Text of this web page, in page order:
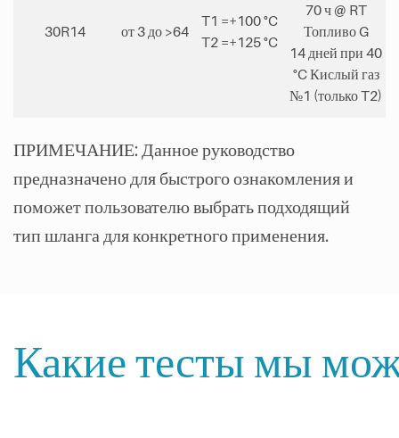
30R14 от 3 до >64
T1 =+100 °C
T2 =+125 °C
70 ч @ RT
Топливо G
14 дней при 40
°C Кислый газ
№1 (только T2)
ПРИМЕЧАНИЕ: Данное руководство
предназначено для быстрого ознакомления и
поможет пользователю выбрать подходящий
тип шланга для конкретного применения.
Какие тесты мы